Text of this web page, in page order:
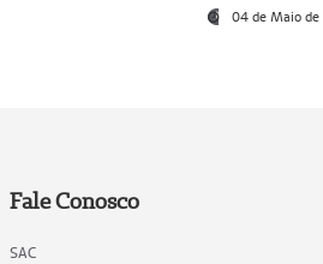
04 de Maio de
Fale Conosco
SAC